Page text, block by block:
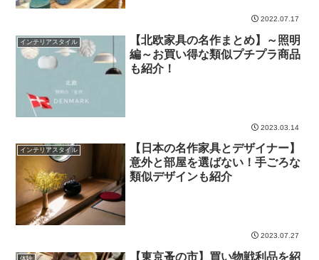
2022.07.17
インテリアスタイル
【北欧家具の名作まとめ】～照明
編～お買い得な類似プチプラ商品
も紹介！
2023.03.14
インテリアスタイル
【日本の名作家具とデザイナー】
意外と部屋を選ばない！手ごろな
類似デザインも紹介
2023.07.27
体験
【東京蚤の市】買い物戦利品を紹